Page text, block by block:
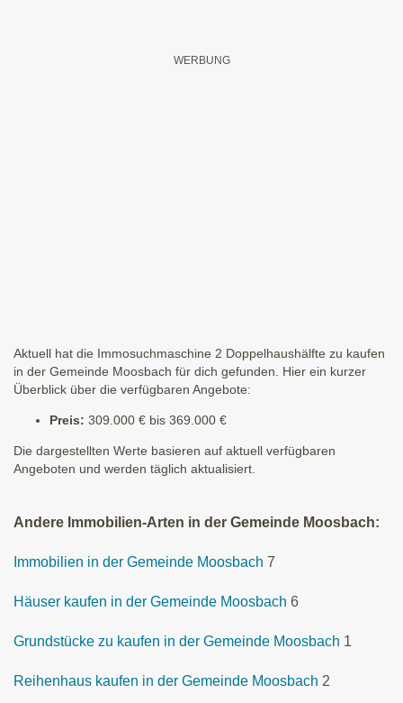
Aktuell hat die Immosuchmaschine 2 Doppelhaushälfte zu kaufen
in der Gemeinde Moosbach für dich gefunden. Hier ein kurzer
Überblick über die verfügbaren Angebote:
Preis: 309.000 € bis 369.000 €
Die dargestellten Werte basieren auf aktuell verfügbaren
Angeboten und werden täglich aktualisiert.
Andere Immobilien-Arten in der Gemeinde Moosbach:
Immobilien in der Gemeinde Moosbach 7
Häuser kaufen in der Gemeinde Moosbach 6
Grundstücke zu kaufen in der Gemeinde Moosbach 1
Reihenhaus kaufen in der Gemeinde Moosbach 2